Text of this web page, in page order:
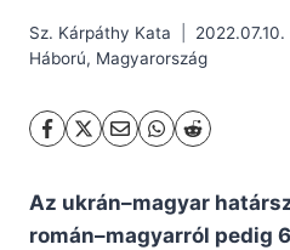
Sz. Kárpáthy Kata
Háború, Magyarország
Az ukrán–magyar
román–magyarról pedig